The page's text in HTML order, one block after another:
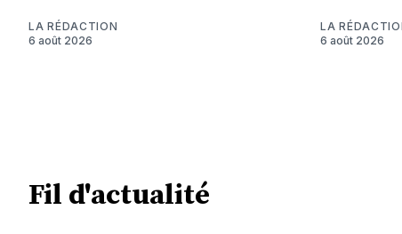
LA RÉDACTION
6 août 2026
LA
6 août 2026
Fil d'actualité